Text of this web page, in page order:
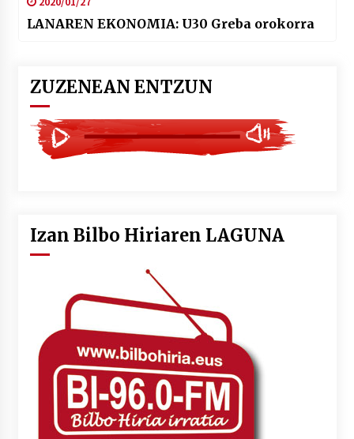
LANAREN EKONOMIA: U30 Greba orokorra
ZUZENEAN ENTZUN
Izan Bilbo Hiriaren LAGUNA